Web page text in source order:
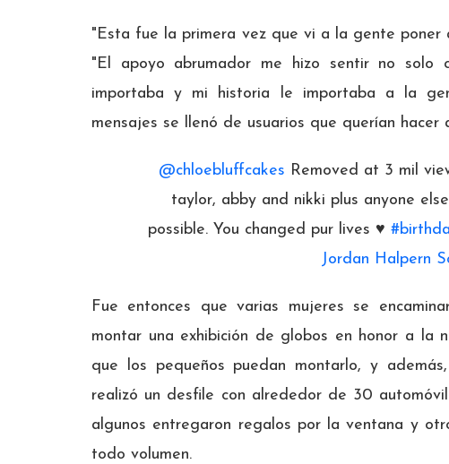
"Esta fue la primera vez que vi a la gente poner
"El apoyo abrumador me hizo sentir no solo
importaba y mi historia le importaba a la
mensajes se llenó de usuarios que querían hacer
@chloebluffcakes Removed at 3 mil
taylor, abby and nikki plus anyone
possible. You changed pur lives ♥️
Jordan Halpern
Fue entonces que varias mujeres se
montar una exhibición de globos en honor a la
que los pequeños puedan montarlo, y
realizó un desfile con alrededor de 30
algunos entregaron regalos por la ventana y
todo volumen.